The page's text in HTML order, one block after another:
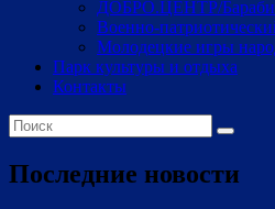
ДОБРО.ЦЕНТР/
Военно-
Молодецкие игры
Парк культуры и отдыха
Контакты
Последние новости